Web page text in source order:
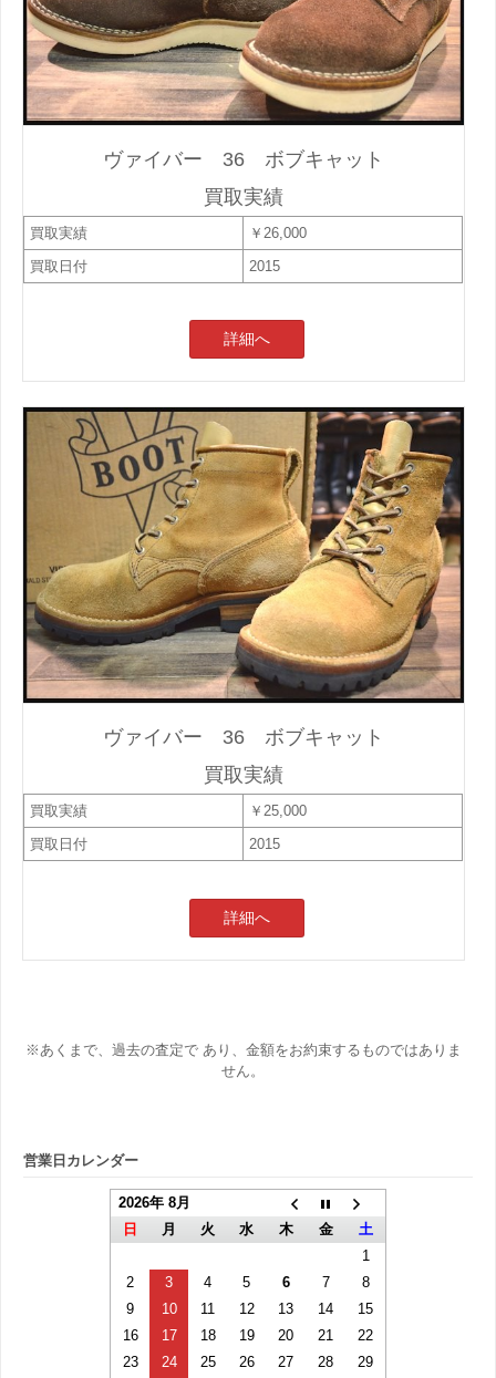
ヴァイバー 36 ボブキャット
買取実績
買取実績
￥26,000
買取日付
2015
詳細へ
ヴァイバー 36 ボブキャット
買取実績
買取実績
￥25,000
買取日付
2015
詳細へ
※あくまで、過去の査定で あり、金額をお約束するものではありま
せん。
営業日カレンダー
2026年 8月
日
月 火 水 木 金
土
1
2
3 4 5 6 7
8
9
10 11 12 13 14
15
16
17 18 19 20 21
22
23
24 25 26 27 28 29